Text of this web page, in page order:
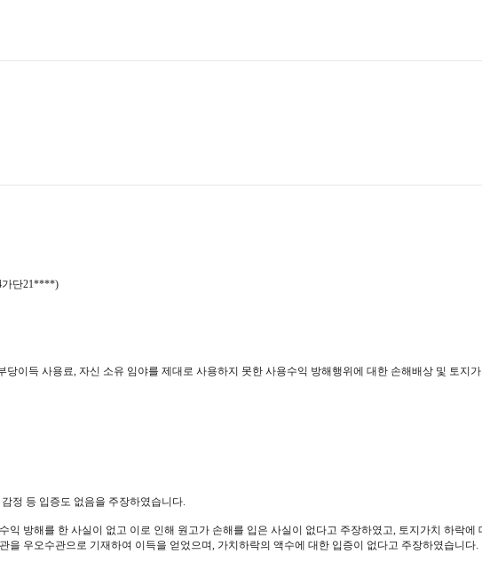
가단21****)
이득 사용료, 자신 소유 임야를 제대로 사용하지 못한 사용수익 방해행위에 대한 손해배상 및 토지
정 등 입증도 없음을 주장하였습니다.
방해를 한 사실이 없고 이로 인해 원고가 손해를 입은 사실이 없다고 주장하였고, 토지가치 하락
우오수관으로 기재하여 이득을 얻었으며, 가치하락의 액수에 대한 입증이 없다고 주장하였습니다.